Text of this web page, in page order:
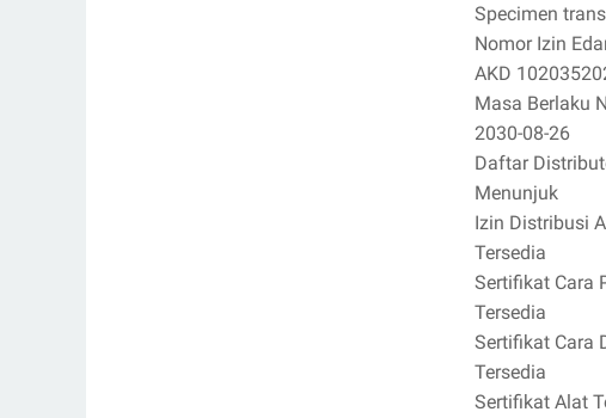
Specimen
Nomor Izin
AKD
Masa Berlaku
2030-08-26
Daftar
Menunjuk
Izin Distribusi
Tersedia
Sertifikat Cara
Tersedia
Sertifikat Cara
Tersedia
Sertifikat Alat